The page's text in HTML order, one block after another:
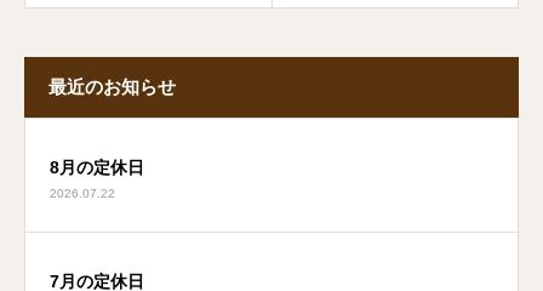
最近のお知らせ
8月の定休日
2026.07.22
7月の定休日